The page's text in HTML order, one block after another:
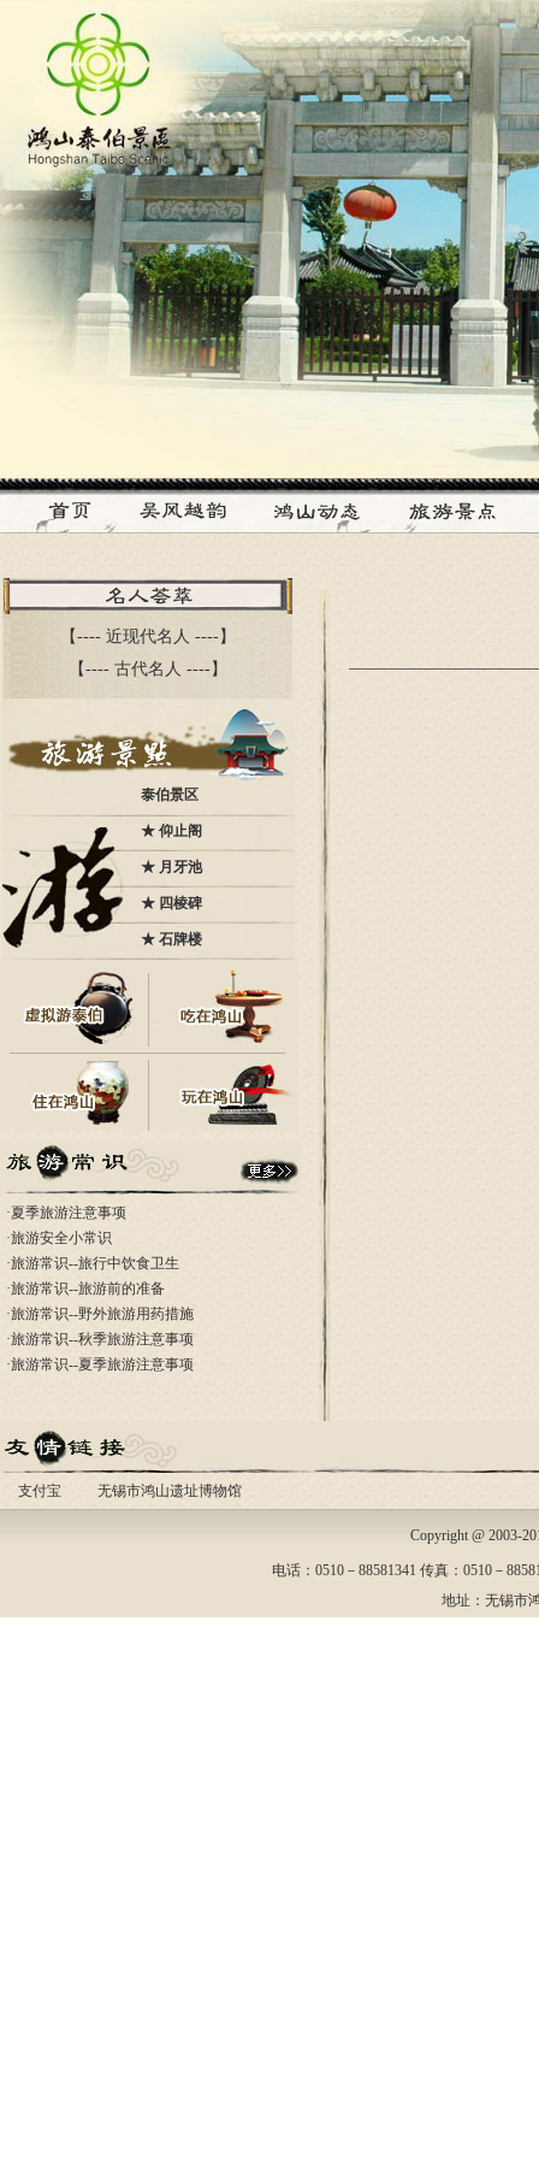
【---- 近现代名人 ----】
【---- 古代名人 ----】
泰伯景区
★ 仰止阁
★ 月牙池
★ 四棱碑
★ 石牌楼
·夏季旅游注意事项
·旅游安全小常识
·旅游常识--旅行中饮食卫生
·旅游常识--旅游前的准备
·旅游常识--野外旅游用药措施
·旅游常识--秋季旅游注意事项
·旅游常识--夏季旅游注意事项
支付宝 无锡市鸿山遗址博物馆
Copyright @ 2003-
电话：0510－88581341 传真：0510－
地址：无锡市